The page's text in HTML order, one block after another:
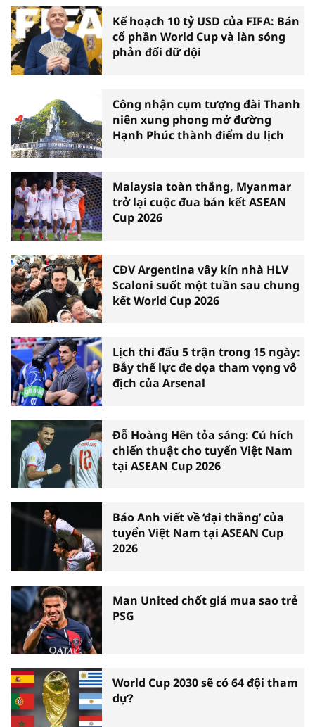
Kế hoạch 10 tỷ USD của FIFA: Bán
cổ phần World Cup và làn sóng
phản đối dữ dội
Công nhận cụm tượng đài Thanh
niên xung phong mở đường
Hạnh Phúc thành điểm du lịch
Malaysia toàn thắng, Myanmar
trở lại cuộc đua bán kết ASEAN
Cup 2026
CĐV Argentina vây kín nhà HLV
Scaloni suốt một tuần sau chung
kết World Cup 2026
Lịch thi đấu 5 trận trong 15 ngày:
Bẫy thể lực đe dọa tham vọng vô
địch của Arsenal
Đỗ Hoàng Hên tỏa sáng: Cú hích
chiến thuật cho tuyển Việt Nam
tại ASEAN Cup 2026
Báo Anh viết về ‘đại thắng’ của
tuyển Việt Nam tại ASEAN Cup
2026
Man United chốt giá mua sao trẻ
PSG
World Cup 2030 sẽ có 64 đội tham
dự?